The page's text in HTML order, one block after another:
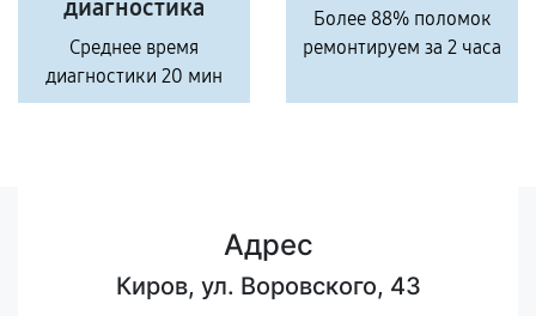
диагностика
Среднее время
диагностики 20 мин
Более 88% поломок
ремонтируем за 2 часа
Адрес
Киров, ул. Воровского, 43